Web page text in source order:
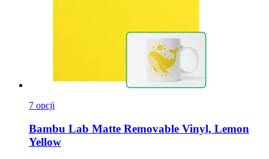
7 opcji
Bambu Lab Matte Removable Vinyl, Lemon
Yellow